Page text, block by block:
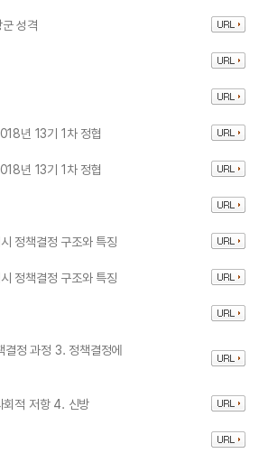
성격
년 13기 1차 정협
년 13기 1차 정협
정책결정 구조와 특징
정책결정 구조와 특징
정 과정 3. 정책결정에
회적 저항 4. 신방